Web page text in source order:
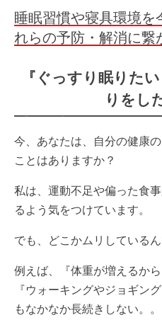
睡眠習慣や寝具環境を
れらの予防・解消に繋
『ぐっすり眠りた
りをし
今、あなたは、自分の健康
ことはありますか？
私は、運動不足や偏った食
るよう気をつけています。
でも、どこかムリしているん
例えば、『体重が増える
『ウォーキングやジョギン
もなかなか長続きしない。。